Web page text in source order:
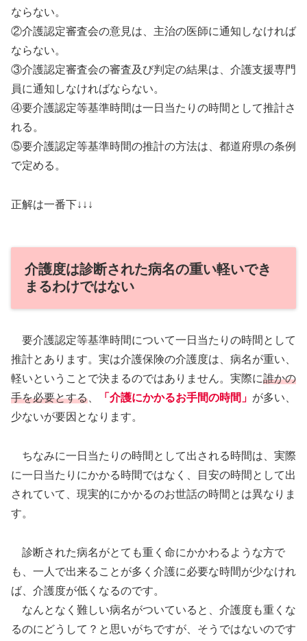
ならない。
②介護認定審査会の意見は、主治の医師に通知しなければ
ならない。
③介護認定審査会の審査及び判定の結果は、介護支援専門
員に通知しなければならない。
④要介護認定等基準時間は一日当たりの時間として推計さ
れる。
⑤要介護認定等基準時間の推計の方法は、都道府県の条例
で定める。
正解は一番下↓↓↓
介護度は診断された病名の重い軽いでき
まるわけではない
要介護認定等基準時間について一日当たりの時間として
推計とあります。実は介護保険の介護度は、病名が重い、
軽いということで決まるのではありません。実際に誰かの
手を必要とする
「介護にかかるお手間の時間」 が多い、
少ないが要因となります。
ちなみに一日当たりの時間として出される時間は、実際
に一日当たりにかかる時間ではなく、目安の時間として出
されていて、現実的にかかるのお世話の時間とは異なりま
す。
診断された病名がとても重く命にかかわるような方で
も、一人で出来ることが多く介護に必要な時間が少なけれ
ば、介護度が低くなるのです。
なんとなく難しい病名がついていると、介護度も重くな
るのにどうして？と思いがちですが、そうではないのです